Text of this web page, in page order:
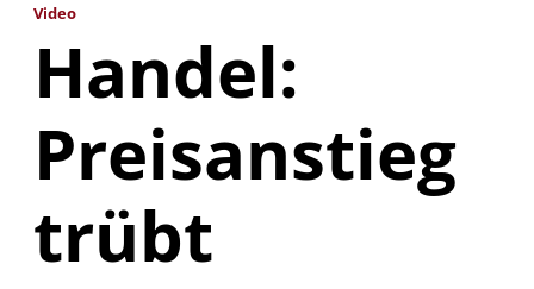
Video
Handel:
Preisanstieg
trübt